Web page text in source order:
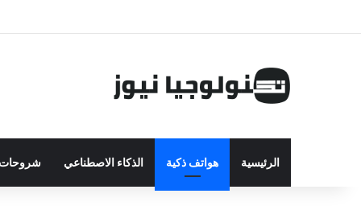
الرئيسية هواتف ذكية الذكاء الاصطناعي شروحات